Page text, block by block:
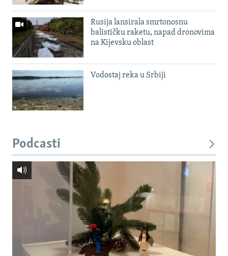
Rusija lansirala smrtonosnu
balističku raketu, napad dronovima
na Kijevsku oblast
Vodostaj reka u Srbiji
Podcasti